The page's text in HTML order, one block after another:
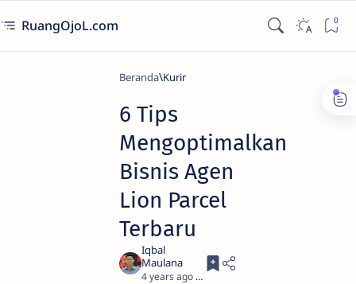
RuangOjoL.com
Beranda Kurir
6 Tips
Mengoptimalkan
Bisnis Agen
Lion Parcel
Terbaru
4 years ago 3